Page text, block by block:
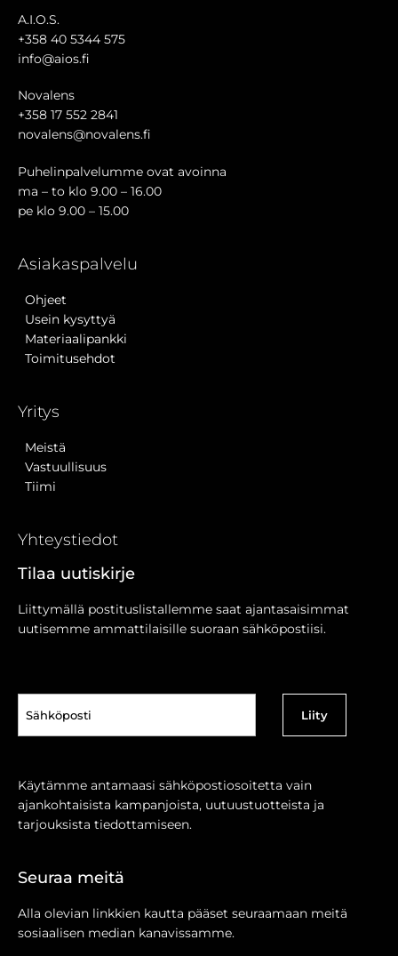
A.I.O.S.
+358 40 5344 575
info@aios.fi
Novalens
+358 17 552 2841
novalens@novalens.fi
Puhelinpalvelumme ovat avoinna
ma – to klo 9.00 – 16.00
pe klo 9.00 – 15.00
Asiakaspalvelu
Ohjeet
Usein kysyttyä
Materiaalipankki
Toimitusehdot
Yritys
Meistä
Vastuullisuus
Tiimi
Yhteystiedot
Tilaa uutiskirje
Liittymällä postituslistallemme saat ajantasaisimmat
uutisemme ammattilaisille suoraan sähköpostiisi.
(Pakollinen)
Käytämme antamaasi sähköpostiosoitetta vain
ajankohtaisista kampanjoista, uutuustuotteista ja
tarjouksista tiedottamiseen.
Seuraa meitä
Alla olevian linkkien kautta pääset seuraamaan meitä
sosiaalisen median kanavissamme.